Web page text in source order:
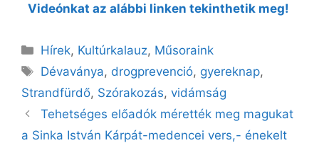
Videónkat az alábbi linken tekinthetik meg!
Kategória
Hírek, Kultúrkalauz, Műsoraink
Címkék
Dévaványa, drogprevenció, gyereknap,
Strandfürdő, Szórakozás, vidámság
Bejegyzés
navigáció
Tehetséges előadók mérették meg magukat
a Sinka István Kárpát-medencei vers,- énekelt